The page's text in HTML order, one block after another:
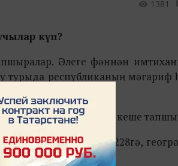
1381
күп?
Әлеге фәннән
турыда республиканың
математиканы 10 165 кеше
саны 228гә,